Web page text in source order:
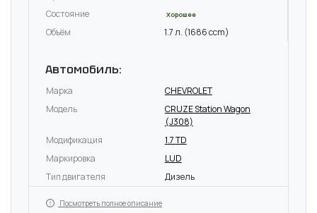
Состояние
Хорошее
Объём 1.7 л. (1686 ccm)
Автомобиль:
Марка
CHEVROLET
Модель
CRUZE Station Wagon
(J308)
Модификация
1.7 TD
Маркировка
LUD
Тип двигателя
Дизель
Посмотреть полное описание